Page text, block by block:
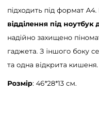
підходить під формат
відділення під ноутбук
надійно захищено
гаджета. З іншого боку
та одна відкрита кишеня.
Розмір: 46*28*13 см.